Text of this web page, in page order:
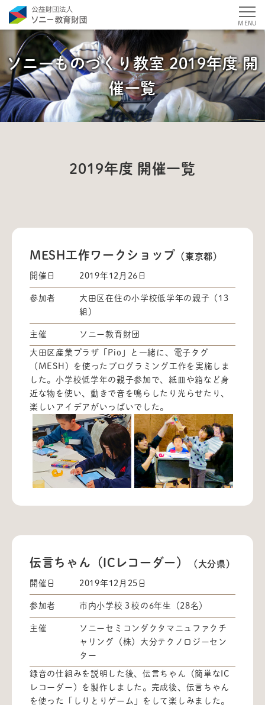
MENU
ソニーものづくり教室 2019年度 開
催一覧
2019年度 開催一覧
MESH工作ワークショップ （東京都）
開催日 2019年12月26日
参加者
大田区在住の小学校低学年の親子（13
組）
主催 ソニー教育財団
大田区産業プラザ「Pio」と一緒に、電子タグ
（MESH）を使ったプログラミング工作を実施しま
した。小学校低学年の親子参加で、紙皿や箱など身
近な物を使い、動きで音を鳴らしたり光らせたり、
楽しいアイデアがいっぱいでした。
伝言ちゃん（ICレコーダー） （大分県）
開催日 2019年12月25日
参加者 市内小学校３校の6年生（28名）
主催
ソニーセミコンダクタマニュファクチ
ャリング（株）大分テクノロジーセン
ター
録音の仕組みを説明した後、伝言ちゃん（簡単なIC
レコーダー）を製作しました。完成後、伝言ちゃん
を使った「しりとりゲーム」をして楽しみました。